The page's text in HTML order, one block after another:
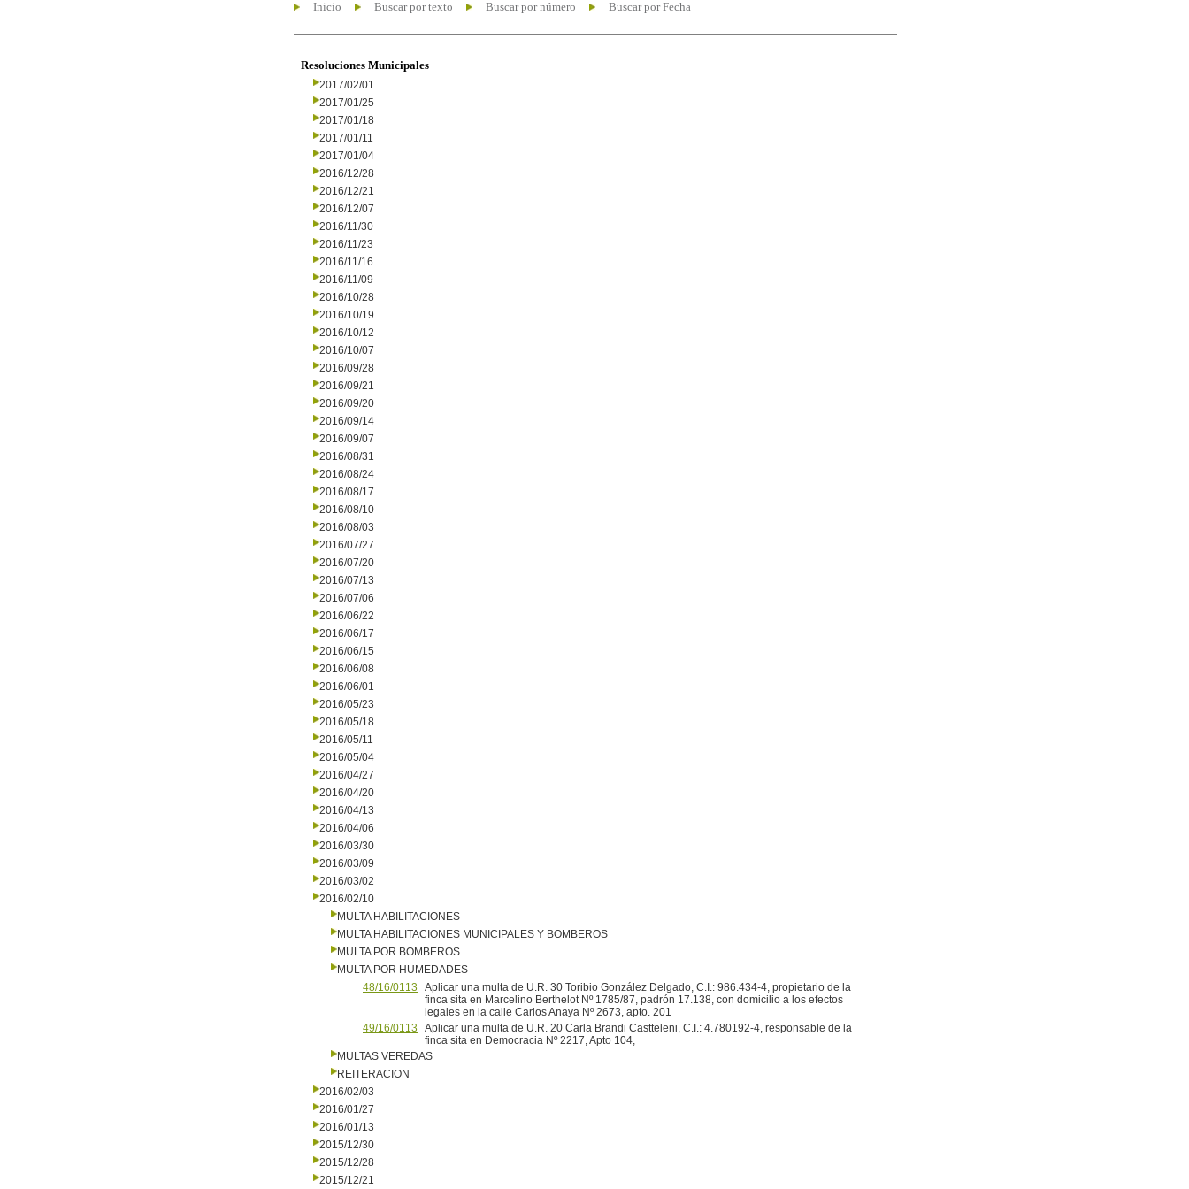
Inicio Buscar por texto Buscar por número Buscar por Fecha
Resoluciones Municipales
2017/02/01
2017/01/25
2017/01/18
2017/01/11
2017/01/04
2016/12/28
2016/12/21
2016/12/07
2016/11/30
2016/11/23
2016/11/16
2016/11/09
2016/10/28
2016/10/19
2016/10/12
2016/10/07
2016/09/28
2016/09/21
2016/09/20
2016/09/14
2016/09/07
2016/08/31
2016/08/24
2016/08/17
2016/08/10
2016/08/03
2016/07/27
2016/07/20
2016/07/13
2016/07/06
2016/06/22
2016/06/17
2016/06/15
2016/06/08
2016/06/01
2016/05/23
2016/05/18
2016/05/11
2016/05/04
2016/04/27
2016/04/20
2016/04/13
2016/04/06
2016/03/30
2016/03/09
2016/03/02
2016/02/10
MULTA HABILITACIONES
MULTA HABILITACIONES MUNICIPALES Y BOMBEROS
MULTA POR BOMBEROS
MULTA POR HUMEDADES
48/16/0113
Aplicar una multa de U.R. 30 Toribio González Delgado, C.I.: 986.434-4, propietario de la
finca sita en Marcelino Berthelot Nº 1785/87, padrón 17.138, con domicilio a los efectos
legales en la calle Carlos Anaya Nº 2673, apto. 201
49/16/0113
Aplicar una multa de U.R. 20 Carla Brandi Castteleni, C.I.: 4.780192-4, responsable de la
finca sita en Democracia Nº 2217, Apto 104,
MULTAS VEREDAS
REITERACION
2016/02/03
2016/01/27
2016/01/13
2015/12/30
2015/12/28
2015/12/21